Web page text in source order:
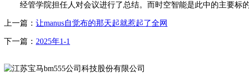
经管学院担任人对会议进行了总结。而时空智能是此中的主要标
上一篇： 让manus自觉布的那天起就惹起了全网
下一篇： 2025年1-1